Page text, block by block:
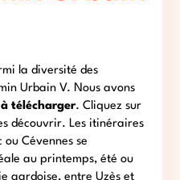
la diversité des
Urbain V. Nous avons
télécharger. Cliquez sur
découvrir. Les itinéraires
Cévennes se
au printemps, été ou
gardoise, entre Uzès et